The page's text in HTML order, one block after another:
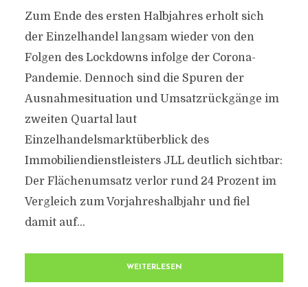
Zum Ende des ersten Halbjahres erholt sich
der Einzelhandel langsam wieder von den
Folgen des Lockdowns infolge der Corona-
Pandemie. Dennoch sind die Spuren der
Ausnahmesituation und Umsatzrückgänge im
zweiten Quartal laut
Einzelhandelsmarktüberblick des
Immobiliendienstleisters JLL deutlich sichtbar:
Der Flächenumsatz verlor rund 24 Prozent im
Vergleich zum Vorjahreshalbjahr und fiel
damit auf...
WEITERLESEN